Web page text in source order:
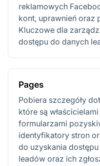
reklamowych
kont, uprawnień oraz
Kluczowe dla
dostępu do danych
Pages
Pobiera szczegóły
które są
formularzami
identyfikatory stron
do uzyskania
leadów oraz ich